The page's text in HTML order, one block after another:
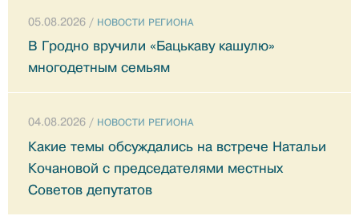
05.08.2026 / НОВОСТИ РЕГИОНА
В Гродно вручили «Бацькаву кашулю»
многодетным семьям
04.08.2026 / НОВОСТИ РЕГИОНА
Какие темы обсуждались на встрече Натальи
Кочановой с председателями местных
Советов депутатов